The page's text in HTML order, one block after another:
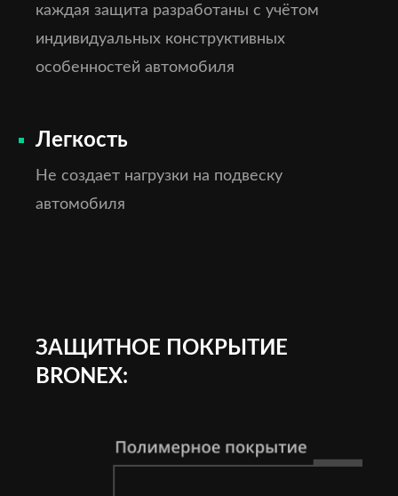
каждая защита разработаны с учётом
индивидуальных конструктивных
особенностей автомобиля
Легкость
Не создает нагрузки на подвеску
автомобиля
ЗАЩИТНОЕ ПОКРЫТИЕ
BRONEX: